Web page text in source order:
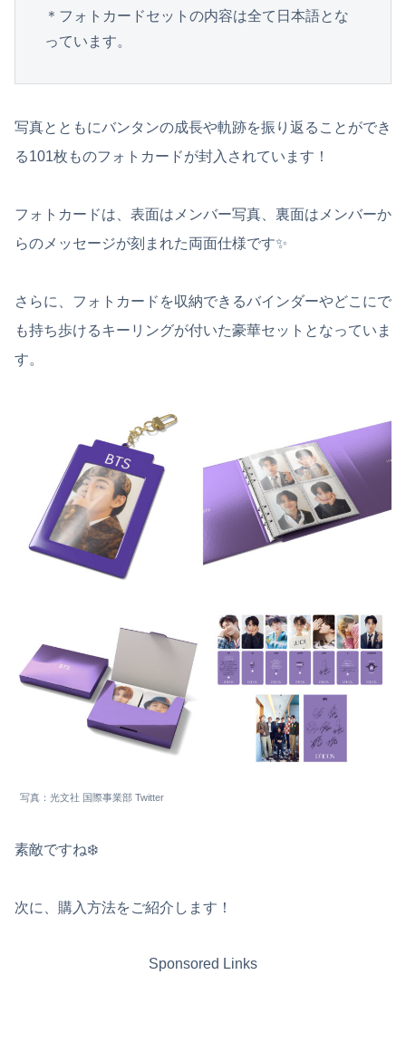
＊フォトカードセットの内容は全て日本語とな
っています。
写真とともにバンタンの成長や軌跡を振り返ることができ
る101枚ものフォトカードが封入されています！
フォトカードは、表面はメンバー写真、裏面はメンバーか
らのメッセージが刻まれた両面仕様です✨
さらに、フォトカードを収納できるバインダーやどこにで
も持ち歩けるキーリングが付いた豪華セットとなっていま
す。
写真：光文社 国際事業部 Twitter
素敵ですね❄️
次に、購入方法をご紹介します！
Sponsored Links